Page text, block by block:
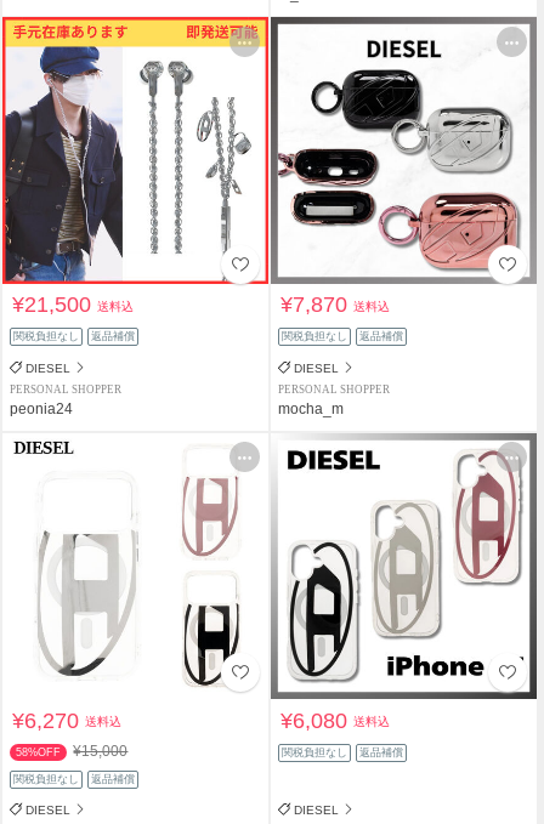
¥21,500送料込
関税負担なし 返品補償
DIESEL
PERSONAL SHOPPER
peonia24
¥7,870送料込
関税負担なし 返品補償
DIESEL
PERSONAL SHOPPER
mocha_m
¥6,270送料込
58%OFF ¥15,000
関税負担なし 返品補償
DIESEL
¥6,080送料込
関税負担なし 返品補償
DIESEL